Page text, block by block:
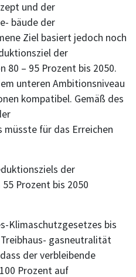
und der
bäude der
Ziel basiert jedoch noch
der
80 – 95 Prozent bis 2050.
unteren Ambitionsniveau
kompatibel. Gemäß des
für das Erreichen
der
Prozent bis 2050
Klimaschutzgesetzes bis
gasneutralität
der verbleibende
Prozent auf